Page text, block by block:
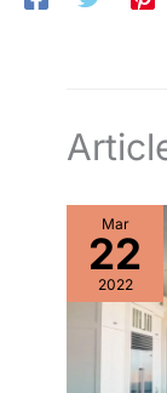
Mar
22
2022